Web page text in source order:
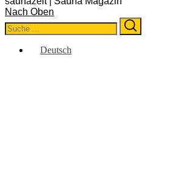
Nach Oben
Search
for:
Deutsch